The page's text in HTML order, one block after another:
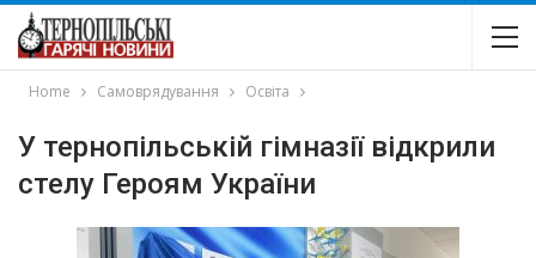
Home Самоврядування Освіта
У тернопільській гімназії відкрили
стелу Героям України